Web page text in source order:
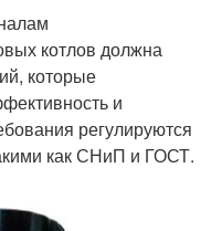
котлов должна
которые
и
регулируются
как СНиП и ГОСТ.